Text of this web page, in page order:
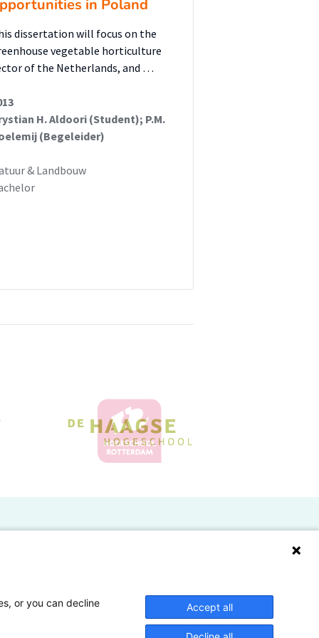
in Poland
dissertation will focus on the
vegetable horticulture
of the Netherlands, and …
H. Aldoori (Student); P.M.
(Begeleider)
& Landbouw
Lectoren en onderzoekers
or you can decline
Accept all